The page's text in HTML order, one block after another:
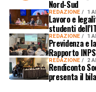
Nord-Sud
REDAZIONE 1
Lavoro e
studenti
REDAZIONE 1
Previdenza e
Rapporto
REDAZIONE 2
Rendiconto
presenta il